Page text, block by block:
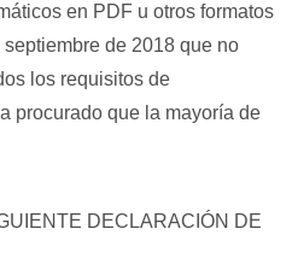
en PDF u otros formatos
de 2018 que no
los requisitos de
procurado que la mayoría de
DECLARACIÓN DE